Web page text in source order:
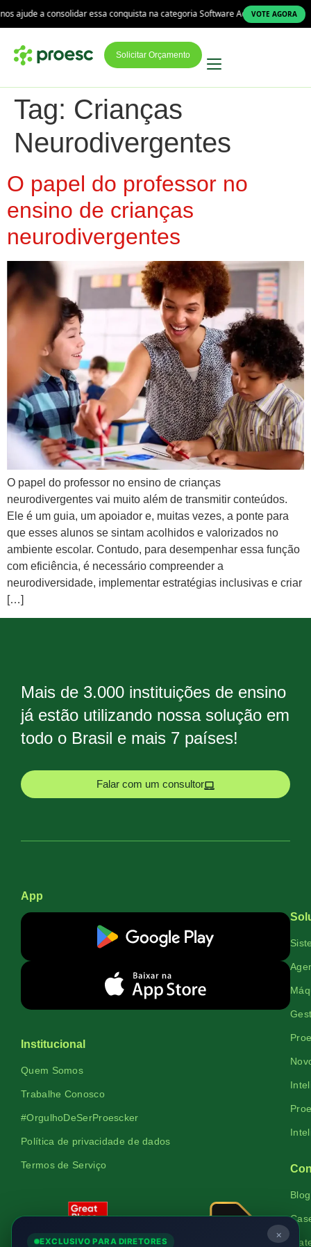
a consolidar essa conquista na categoria Software Administrativo!
VOTE AGORA
Solicitar Orçamento
Tag: Crianças
Neurodivergentes
O papel do professor no
ensino de crianças
neurodivergentes
O papel do professor no ensino de crianças
neurodivergentes vai muito além de transmitir conteúdos.
Ele é um guia, um apoiador e, muitas vezes, a ponte para
que esses alunos se sintam acolhidos e valorizados no
ambiente escolar. Contudo, para desempenhar essa função
com eficiência, é necessário compreender a
neurodiversidade, implementar estratégias inclusivas e criar
[…]
Mais de 3.000 instituições de ensino
já estão utilizando nossa solução em
todo o Brasil e mais 7 países!
Falar com um consultor
App
Institucional
Quem Somos
Trabalhe Conosco
#OrgulhoDeSerProescker
Política de privacidade de dados
Termos de Serviço
Blog
×
EXCLUSIVO PARA DIRETORES